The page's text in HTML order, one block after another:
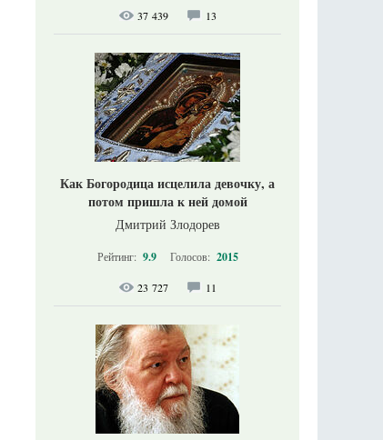
37 439 13
Как Богородица исцелила девочку, а
потом пришла к ней домой
Дмитрий Злодорев
Рейтинг: 9.9 Голосов: 2015
23 727 11